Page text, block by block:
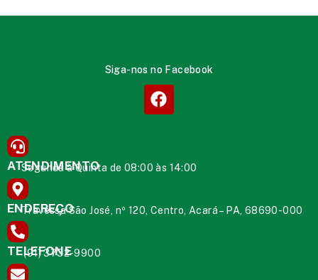
Siga-nos no Facebook
ATENDIMENTO
Segunda à Quinta de 08:00 às 14:00
ENDEREÇO
Travessa São José, nº 120, Centro, Acará – PA, 68690-000
TELEFONE
(91) 3732-9900